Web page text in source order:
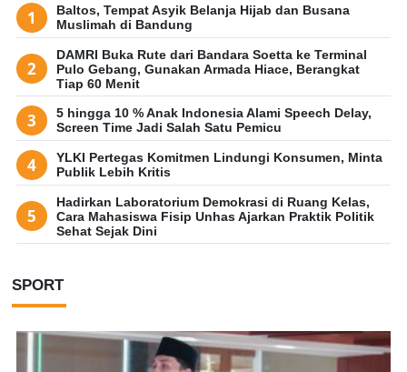
Baltos, Tempat Asyik Belanja Hijab dan Busana
Muslimah di Bandung
DAMRI Buka Rute dari Bandara Soetta ke Terminal
Pulo Gebang, Gunakan Armada Hiace, Berangkat
Tiap 60 Menit
5 hingga 10 % Anak Indonesia Alami Speech Delay,
Screen Time Jadi Salah Satu Pemicu
YLKI Pertegas Komitmen Lindungi Konsumen, Minta
Publik Lebih Kritis
Hadirkan Laboratorium Demokrasi di Ruang Kelas,
Cara Mahasiswa Fisip Unhas Ajarkan Praktik Politik
Sehat Sejak Dini
SPORT